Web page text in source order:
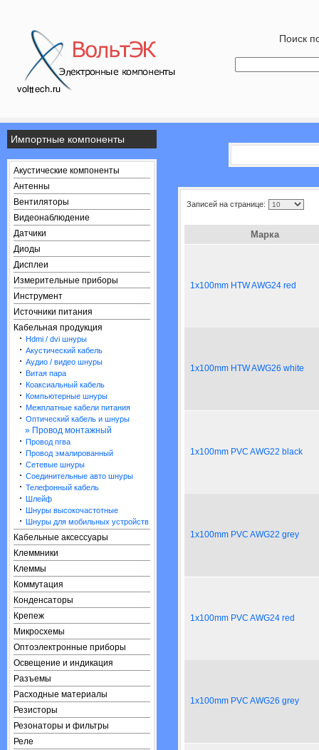
Поиск
Импортные компоненты
Акустические компоненты
Антенны
Вентиляторы
Видеонаблюдение
Датчики
Диоды
Дисплеи
Измерительные приборы
Инструмент
Источники питания
Кабельная продукция
· Hdmi / dvi шнуры
· Акустический кабель
· Аудио / видео шнуры
· Витая пара
· Коаксиальный кабель
· Компьютерные шнуры
· Межплатные кабели питания
· Оптический кабель и шнуры
» Провод монтажный
· Провод пгва
· Провод эмалированный
· Сетевые шнуры
· Соединительные авто шнуры
· Телефонный кабель
· Шлейф
· Шнуры высокочастотные
· Шнуры для мобильных устройств
Кабельные аксессуары
Клеммники
Клеммы
Коммутация
Конденсаторы
Крепеж
Микросхемы
Оптоэлектронные приборы
Освещение и индикация
Разъемы
Расходные материалы
Резисторы
Резонаторы и фильтры
Реле
Записей на странице:
Марка
1x100mm HTW AWG24 red
1x100mm HTW AWG26 white
1x100mm PVC AWG22 black
1x100mm PVC AWG22 grey
1x100mm PVC AWG24 red
1x100mm PVC AWG26 grey